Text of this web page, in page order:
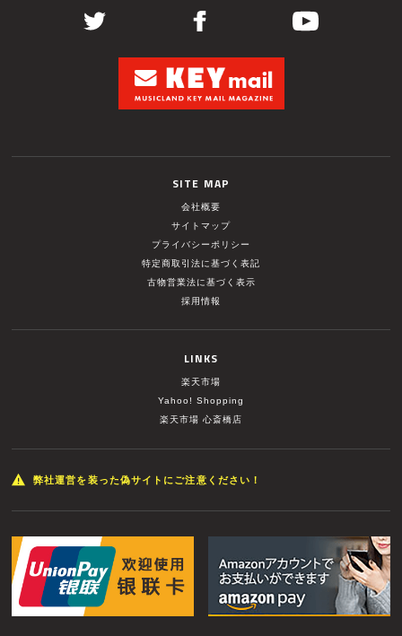
SITE MAP
会社概要
サイトマップ
プライバシーポリシー
特定商取引法に基づく表記
古物営業法に基づく表示
採用情報
LINKS
楽天市場
Yahoo! Shopping
楽天市場 心斎橋店
弊社運営を装った偽サイトにご注意ください！